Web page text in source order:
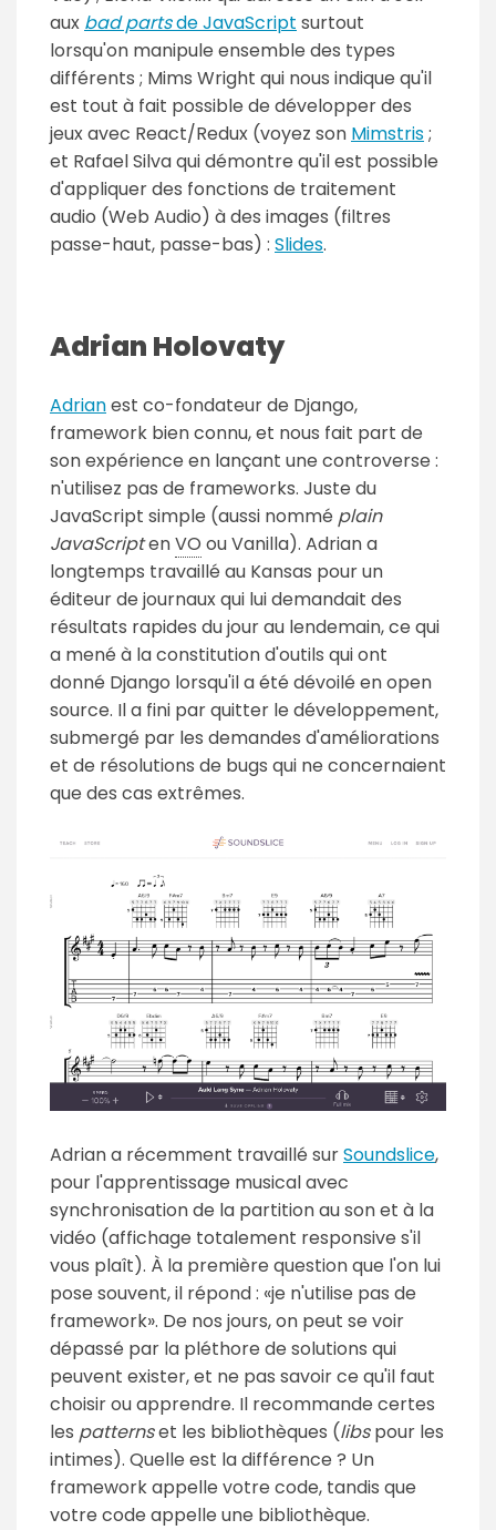
aux bad partsde JavaScript surtout
lorsqu'on manipule ensemble des types
différents ; Mims Wright qui nous indique qu'il
est tout à fait possible de développer des
jeux avec React/Redux (voyez son Mimstris;
et Rafael Silva qui démontre qu'il est possible
d'appliquer des fonctions de traitement
audio (Web Audio) à des images (filtres
passe-haut, passe-bas) : Slides.
Adrian Holovaty
Adrianest co-fondateur de Django,
framework bien connu, et nous fait part de
son expérience en lançant une controverse :
n'utilisez pas de frameworks. Juste du
JavaScript simple (aussi nommé plain
JavaScriptenVO ou Vanilla). Adrian a
longtemps travaillé au Kansas pour un
éditeur de journaux qui lui demandait des
résultats rapides du jour au lendemain, ce qui
a mené à la constitution d'outils qui ont
donné Django lorsqu'il a été dévoilé en open
source. Il a fini par quitter le développement,
submergé par les demandes d'améliorations
et de résolutions de bugs qui ne concernaient
que des cas extrêmes.
Adrian a récemment travaillé surSoundslice,
pour l'apprentissage musical avec
synchronisation de la partition au son et à la
vidéo (affichage totalement responsive s'il
vous plaît). À la première question que l'on lui
pose souvent, il répond : je n'utilise pas de
framework . De nos jours, on peut se voir
dépassé par la pléthore de solutions qui
peuvent exister, et ne pas savoir ce qu'il faut
choisir ou apprendre. Il recommande certes
les patternset les bibliothèques (libspour les
intimes). Quelle est la différence ? Un
framework appelle votre code, tandis que
votre code appelle une bibliothèque.